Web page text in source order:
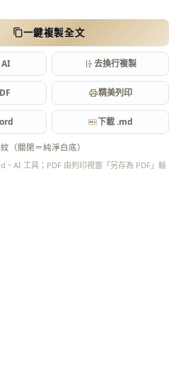
一鍵複製全文
AI 去換行複製
精美列印
下載 .md
（關閉＝純淨白底）
、AI 工具；PDF 由列印視窗「另存為 PDF」輸